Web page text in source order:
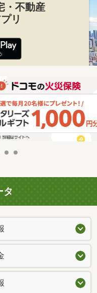
・不動産
リ
タ